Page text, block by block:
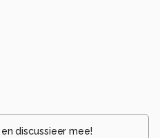
en discussieer mee!